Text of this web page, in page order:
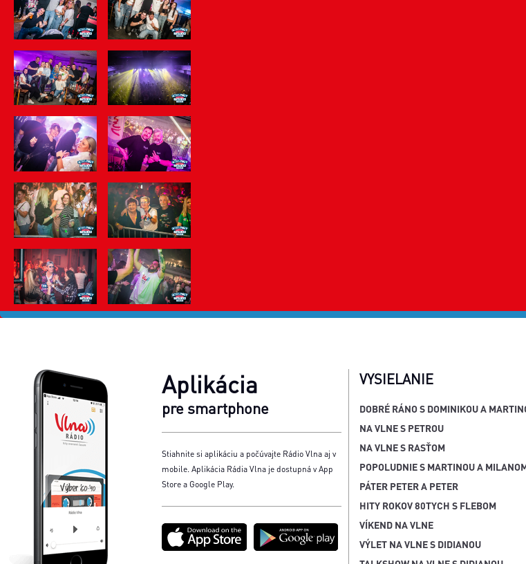
Aplikácia
pre smartphone
Stiahnite si aplikáciu a počúvajte Rádio Vlna aj v
mobile. Aplikácia Rádia Vlna je dostupná v App
Store a Google Play.
VYSIELANIE
DOBRÉ RÁNO S DOMINIKOU A
NA VLNE S PETROU
NA VLNE S RASŤOM
POPOLUDNIE S MARTINOU A
PÁTER PETER A PETER
HITY ROKOV 80TYCH S FLEBOM
VÍKEND NA VLNE
VÝLET NA VLNE S DIDIANOU